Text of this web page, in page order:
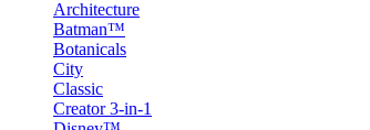
Architecture
Batman™
Botanicals
City
Classic
Creator 3-in-1